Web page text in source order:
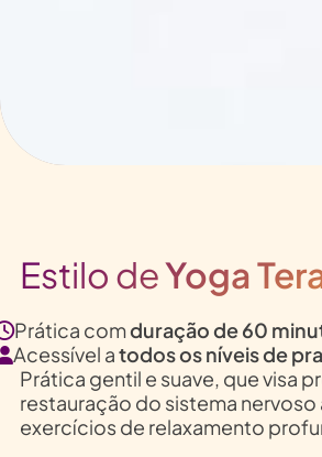
Estilo deYoga
Prática comduração de 60
Acessível atodos os níveis de
Prática gentil e suave, que visa
restauração do sistema nervoso
exercícios de relaxamento